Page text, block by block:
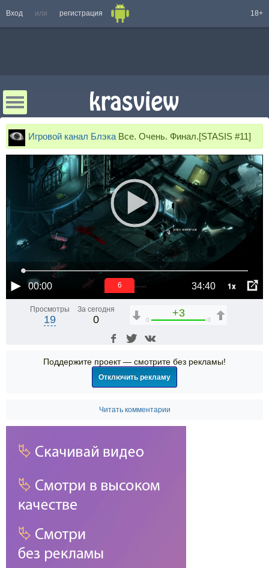
Вход или регистрация 18+
Игровой канал Блэка Все. Очень. Финал.[STASIS #11]
00:00 34:40 1x
6
Просмотры
19
За сегодня
0
+3
0 3
Поддержите проект — смотрите без рекламы!
Отключить рекламу
Читать комментарии